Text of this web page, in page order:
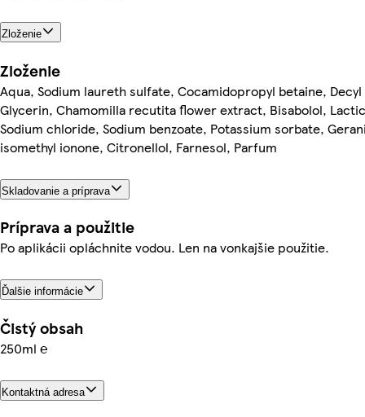
Zloženie
Zloženie
Aqua, Sodium laureth sulfate, Cocamidopropyl betaine,
Glycerin, Chamomilla recutita flower extract, Bisabolol,
Sodium chloride, Sodium benzoate, Potassium sorbate,
isomethyl ionone, Citronellol, Farnesol, Parfum
Skladovanie a príprava
Príprava a použitie
Po aplikácii opláchnite vodou. Len na vonkajšie použitie.
Ďalšie informácie
Čistý obsah
250ml ℮
Kontaktná adresa